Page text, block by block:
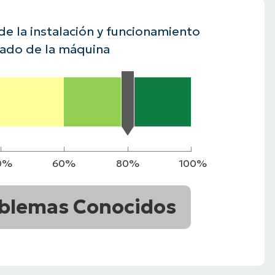
RUTA DEL PRODUCTO
UNA DEMO
UNA DEMO
la instalación y funcionamiento
de la máquina
60% 80% 100%
Conocidos